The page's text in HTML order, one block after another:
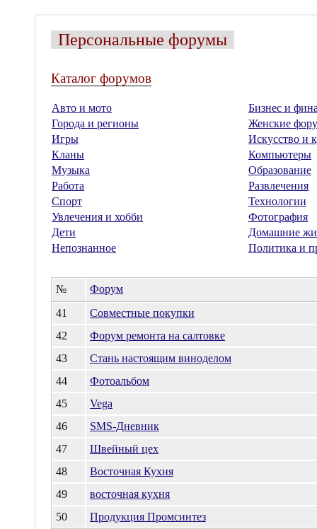
Персональные форумы
Каталог форумов
Авто и мото
Бизнес и
Города и регионы
Женские
Игры
Искусство и
Кланы
Компьютеры
Музыка
Образование
Работа
Развлечения
Спорт
Технологии
Увлечения и хобби
Фотография
Дети
Домашние
Непознанное
Политика и
№
Форум
41
Совместные покупки
42
Форум ремонта на салтовке
43
Стань настоящим виноделом
44
Фотоальбом
45
Vega
46
SMS-Дневник
47
Швейный цех
48
Восточная Кухня
49
восточная кухня
50
Продукция Промсинтез